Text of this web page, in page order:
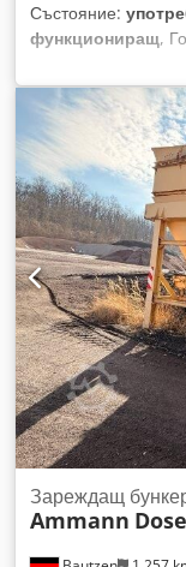
Състояние:
функциониращ,
Верижно
Ahtjrf Приложение:
материали с
Зареждащ
Ammann